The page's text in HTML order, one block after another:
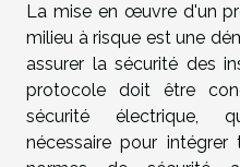
La mise en œuvre d'un
milieu à risque est une
assurer la sécurité des
protocole doit être
sécurité électrique,
nécessaire pour